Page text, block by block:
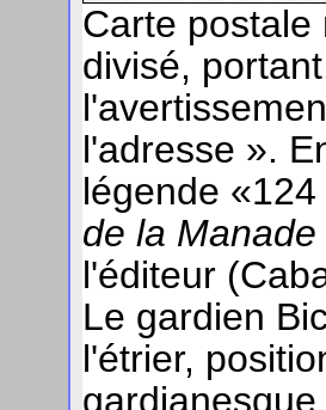
Carte
divisé,
l'adresse ».
légende «124
de la
l'éditeur
Le gardien
l'étrier,